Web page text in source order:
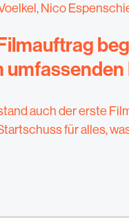
Nico
auch der erste
für alles,